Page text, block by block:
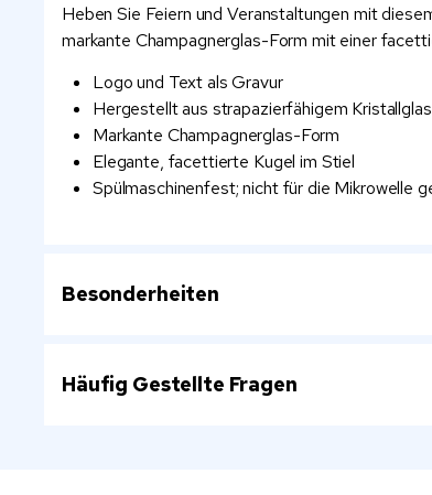
Heben Sie Feiern und Veranstaltungen mit
markante Champagnerglas-Form mit einer
Logo und Text als Gravur
Hergestellt aus strapazierfähigem Kristallglas
Markante Champagnerglas-Form
Elegante, facettierte Kugel im Stiel
Spülmaschinenfest; nicht für die Mikrowelle
Besonderheiten
Häufig Gestellte Fragen